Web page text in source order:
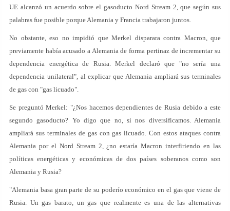
UE alcanzó un acuerdo sobre el gasoducto Nord Stream 2, que según sus
palabras fue posible porque Alemania y Francia trabajaron juntos.
No obstante, eso no impidió que Merkel disparara contra Macron, que
previamente había acusado a Alemania de forma pertinaz de incrementar su
dependencia energética de Rusia. Merkel declaró que "no sería una
dependencia unilateral", al explicar que Alemania ampliará sus terminales
de gas con "gas licuado".
Se preguntó Merkel: "¿Nos hacemos dependientes de Rusia debido a este
segundo gasoducto? Yo digo que no, si nos diversificamos. Alemania
ampliará sus terminales de gas con gas licuado. Con estos ataques contra
Alemania por el Nord Stream 2, ¿no estaría Macron interfiriendo en las
políticas energéticas y económicas de dos países soberanos como son
Alemania y Rusia?
"Alemania basa gran parte de su poderío económico en el gas que viene de
Rusia. Un gas barato, un gas que realmente es una de las alternativas